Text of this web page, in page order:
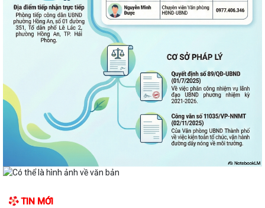
TIN MỚI
Quyết định về việc Ban hành Quy chế phát ngôn và cung cấp thông tin
cho báo chí của Ủy ban nhân dân...
Phường Hồng An ký kết Chương trình phối hợp triển khai thực hiện Chỉ
thị số 17 về bảo đảm trật tự...
TĂNG CƯỜNG TUYÊN TRUYỀN, GIÁO DỤC CHÍNH TRỊ, TƯ TƯỞNG,
PHÁP LUẬT CHO CÔNG NHÂN – ĐỘNG LỰC XÂY DỰNG...
PHƯỜNG HỒNG AN ĐƯA CÔNG NGHỆ SỐ ĐẾN TẬN TAY NGƯỜI DÂN TẠI
16 TỔ DÂN PHỐ – HƯỚNG TỚI CHÍNH QUYỀN SỐ...
Đảng bộ phường Hồng An học tập Nghị quyết Trung ương 3 khóa XIV.
VỚI VIỆC THỰC HIỆN DÂN CHỦ Ở CƠ SỞ TRONG...